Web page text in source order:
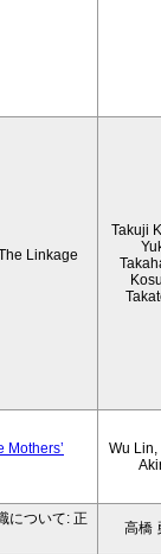
Linkage
Takuji
Mothers’
Wu Lin,
について: 正
高橋